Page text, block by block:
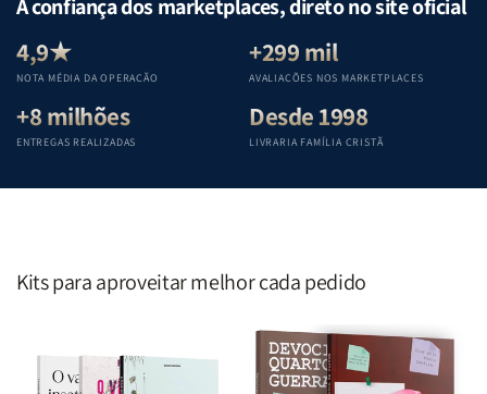
Equipe
Teológica
Penkal
Equipe
Penkal
Equipe
Teológica
Penkal
Equipe
A confiança dos marketplaces, direto no site oficial
4,9★
NOTA MÉDIA DA OPERAÇÃO
+299 mil
AVALIAÇÕES NOS MARKETPLACES
+8 milhões
ENTREGAS REALIZADAS
Desde 1998
LIVRARIA FAMÍLIA CRISTÃ
Kits para aproveitar melhor cada pedido